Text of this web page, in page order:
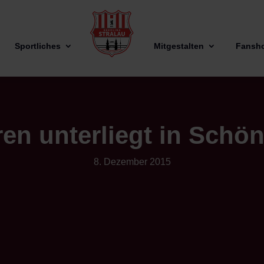
Sportliches Mitgestalten
unterliegt in
8. Dezember 2015